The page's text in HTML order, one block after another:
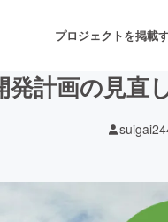
プロジェクトを掲載
計画の見直